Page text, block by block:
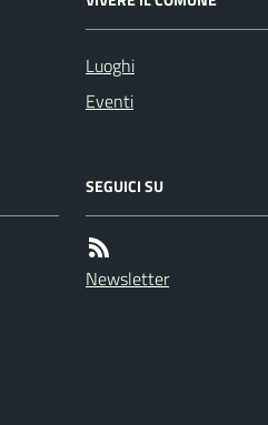
Luoghi
Eventi
SEGUICI SU
Newsletter